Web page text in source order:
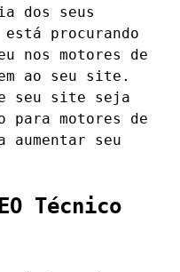
dos seus
procurando
nos motores de
ao seu site.
seu site seja
para motores de
aumentar seu
Técnico